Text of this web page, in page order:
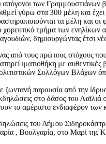
απόγονοι των Γραμμουστιάνων
γύρω στα 300 μέλη και
τα μέλη και οι
χορευτικό τμήμα των ενηλίκων
δημιουργώντας έτσι
από τους πρώτους στόχους
ιματιοθήκη με
Συλλόγων Βλάχων
ζωντανή παρουσία από την
στο δάσος του
το αμέριστο ενδιαφέρον των
του Δήμου
, Βουλγαρία, στο Μαρί της